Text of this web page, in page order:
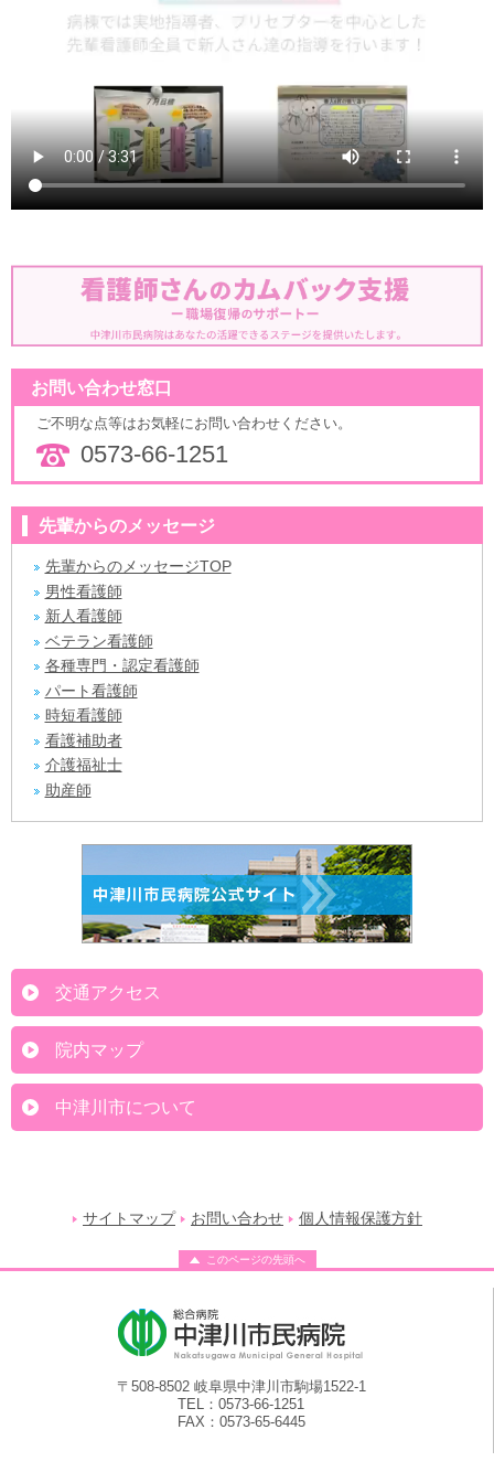
お問い合わせ窓口
ご不明な点等はお気軽にお問い合わせください。
0573-66-1251
先輩からのメッセージ
先輩からのメッセージTOP
男性看護師
新人看護師
ベテラン看護師
各種専門・認定看護師
パート看護師
時短看護師
看護補助者
介護福祉士
助産師
交通アクセス
院内マップ
中津川市について
サイトマップ お問い合わせ 個人情報保護方針
このページの先頭へ
〒508-8502 岐阜県中津川市駒場1522-1
TEL：0573-66-1251
FAX：0573-65-6445